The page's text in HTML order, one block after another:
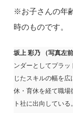
※お子さんの年
時のものです。
坂上 彩乃 （写真左前
ンダーとしてプラ
じたスキルの幅を
休・育休を経て職場
ト社に出向している。